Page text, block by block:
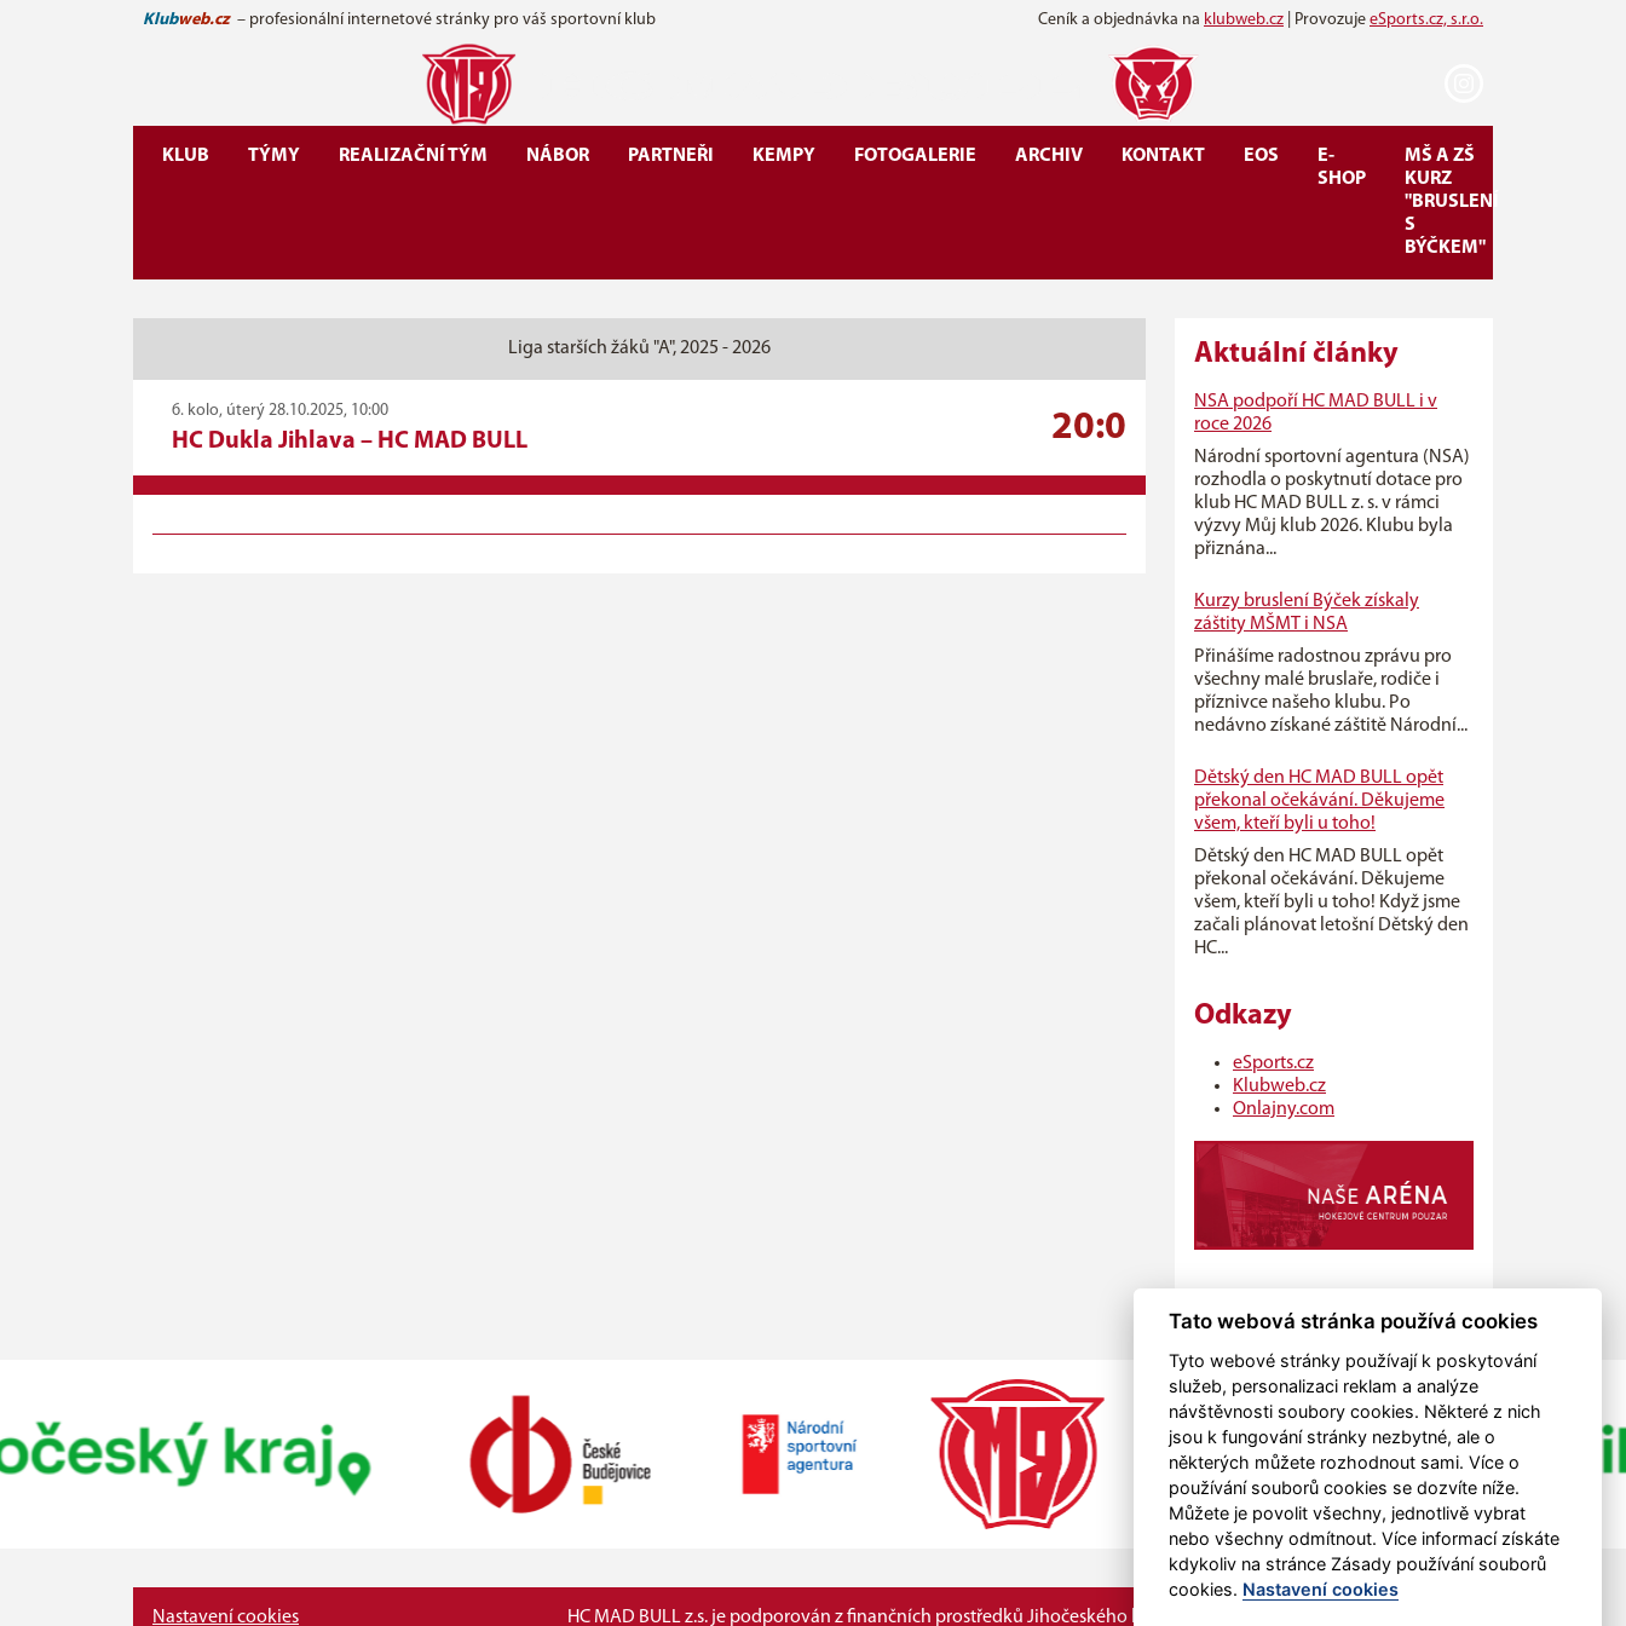
Klubweb.cz – profesionální internetové stránky pro váš sportovní klub Ceník a objednávka na klubweb.cz | Provozuje eSports.cz, s.r.o.
KLUB TÝMY REALIZAČNÍ TÝM NÁBOR PARTNEŘI KEMPY FOTOGALERIE ARCHIV KONTAKT EOS
E-
SHOP
MŠ A ZŠ
KURZ
"BRUSLENÍ
S
BÝČKEM"
Liga starších žáků "A", 2025 - 2026
6. kolo, úterý 28.10.2025, 10:00
HC Dukla Jihlava – HC MAD BULL 20:0
Aktuální články
NSA podpoří HC MAD BULL i v
roce 2026
Národní sportovní agentura (NSA)
rozhodla o poskytnutí dotace pro
klub HC MAD BULL z. s. v rámci
výzvy Můj klub 2026. Klubu byla
přiznána...
Kurzy bruslení Býček získaly
záštity MŠMT i NSA
Přinášíme radostnou zprávu pro
všechny malé bruslaře, rodiče i
příznivce našeho klubu. Po
nedávno získané záštitě Národní...
Dětský den HC MAD BULL opět
překonal očekávání. Děkujeme
všem, kteří byli u toho!
Dětský den HC MAD BULL opět
překonal očekávání. Děkujeme
všem, kteří byli u toho! Když jsme
začali plánovat letošní Dětský den
HC...
Odkazy
eSports.cz
Klubweb.cz
Onlajny.com
Nastavení cookies HC MAD BULL z.s. je podporován z finančních prostředků Jihočeského kraje.
Tato webová stránka používá cookies
Tyto webové stránky používají k poskytování
služeb, personalizaci reklam a analýze
návštěvnosti soubory cookies. Některé z nich
jsou k fungování stránky nezbytné, ale o
některých můžete rozhodnout sami. Více o
používání souborů cookies se dozvíte níže.
Můžete je povolit všechny, jednotlivě vybrat
nebo všechny odmítnout. Více informací získáte
kdykoliv na stránce Zásady používání souborů
cookies. Nastavení cookies